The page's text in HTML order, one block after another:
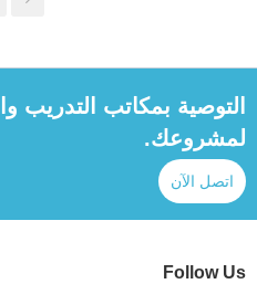
التوصية بمكاتب التدريب
لمشروعك.
اتصل الآن
Follow Us